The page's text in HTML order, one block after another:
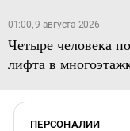
01:00, 9 августа 2026
Четыре человека
лифта в
ПЕРСОНАЛИИ